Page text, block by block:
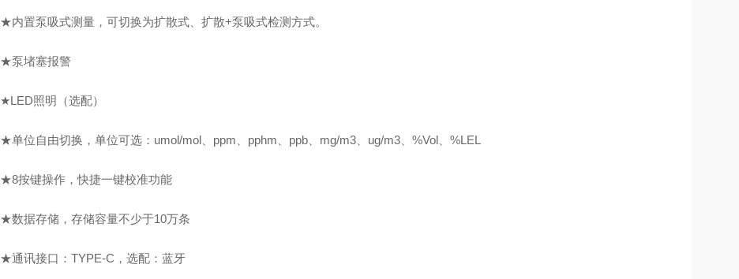
★内置泵吸式测量， 可切换为扩散式、扩散+泵吸式检测方式。
★泵堵塞报警
★LED照明（选配）
★单位自由切换，单位可选： umol/mol、 ppm、 pphm、 ppb、 mg/m3、ug/m3、%Vol、 %LEL
★8按键操作，快捷一键校准功能
★数据存储， 存储容量不少于10万条
★通讯接口 ： TYPE-C，选配：蓝牙